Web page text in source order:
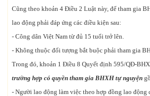
Cũng theo khoản 4 Điều 2 Luật này, để tham gia
lao động phải đáp ứng các điều kiện sau:
- Công dân Việt Nam từ đủ 15 tuổi trở lên.
- Không thuộc đối tượng bắt buộc phải tham gia
Trong đó, khoản 1 Điều 8 Quyết định 595/QĐ-
trường hợp có quyền tham gia BHXH tự nguyện
- Người lao động làm việc theo hợp đồng lao động